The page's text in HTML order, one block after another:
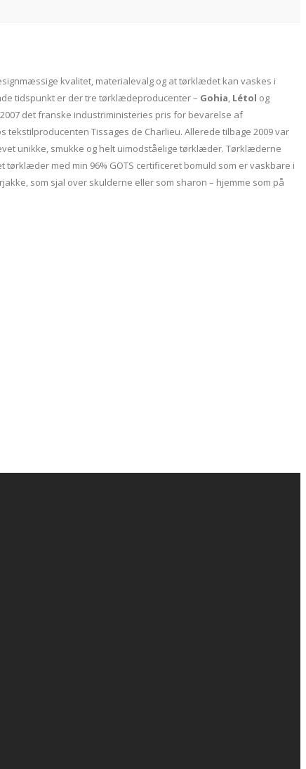
kvalitet, materialevalg og at tørklædet kan vaskes i
tidspunkt er der tre tørklædeproducenter – Gohia, Létol og
det franske industriministeries pris for bevarelse af
Tissages de Charlieu. Allerede tilbage 2009 var
unikke, smukke og helt uimodståelige tørklæder. Tørklæderne
med min 96% GOTS certificeret bomuld som er vaskbare i
som sjal over skulderne eller som sharon – hjemme som på